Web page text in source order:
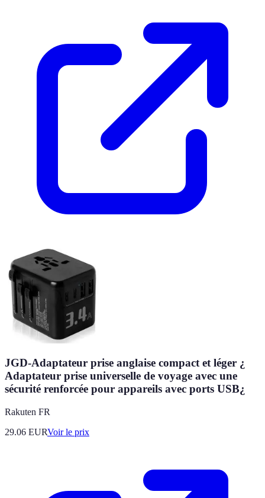
JGD-Adaptateur prise anglaise compact et léger ¿
Adaptateur prise universelle de voyage avec une
sécurité renforcée pour appareils avec ports USB¿
Rakuten FR
29.06 EURVoir le prix